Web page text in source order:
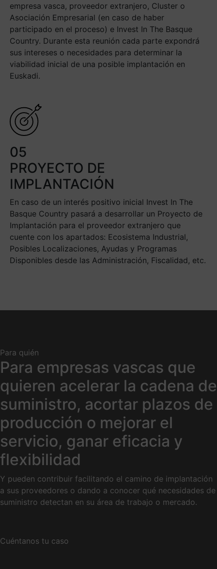
empresa vasca, proveedor extranjero, Cluster o
Asociación Empresarial (en caso de haber
participado en el proceso) e Invest In The Basque
Country. Durante esta reunión cada parte expondrá
sus intereses o necesidades para determinar la
viabilidad inicial de una posible implantación en
Euskadi.
05
PROYECTO DE
IMPLANTACIÓN
En caso de un interés positivo inicial Invest In The
Basque Country pasará a desarrollar un Proyecto de
Implantación para el proveedor extranjero que
cuente con los apartados: Ecosistema Industrial,
Posibles Localizaciones, Ayudas y Programas
Disponibles desde las Administración, Fiscalidad, etc.
Para quién
Para empresas vascas que
quieren acelerar la cadena de
suministro, acortar plazos de
producción o mejorar el
servicio, ganar eficacia y
flexibilidad
Y pueden contribuir facilitando el camino de implantación
a sus proveedores o dando a conocer qué necesidades de
suministro detectan en su área de trabajo o mercado.
Cuéntanos tu caso